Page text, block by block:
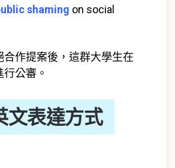
shaming on social
合作提案後，這群大學生在
公審。
文表達方式